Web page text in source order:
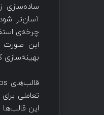
آسان‌تر
چرخه‌ی
بهینه‌سازی
تعاملی
این قالب‌ها